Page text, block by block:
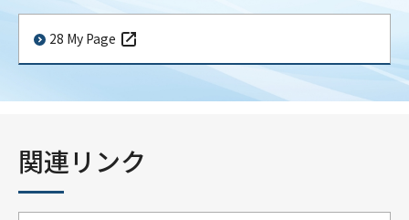
28 My Page
関連リンク